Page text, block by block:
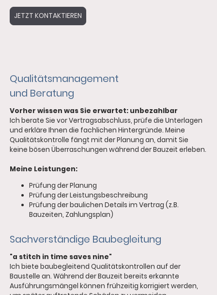
JETZT KONTAKTIEREN
Qualitätsmanagement
und Beratung
Vorher wissen was Sie erwartet: unbezahlbar
Ich berate Sie vor Vertragsabschluss, prüfe die Unterlagen
und erkläre Ihnen die fachlichen Hintergründe. Meine
Qualitätskontrolle fängt mit der Planung an, damit Sie
keine bösen Überraschungen während der Bauzeit erleben.
Meine Leistungen:
Prüfung der Planung
Prüfung der Leistungsbeschreibung
Prüfung der baulichen Details im Vertrag (z.B.
Bauzeiten, Zahlungsplan)
Sachverständige Baubegleitung
"a stitch in time saves nine"
Ich biete baubegleitend Qualitätskontrollen auf der
Baustelle an. Während der Bauzeit bereits erkannte
Ausführungsmängel können frühzeitig korrigiert werden,